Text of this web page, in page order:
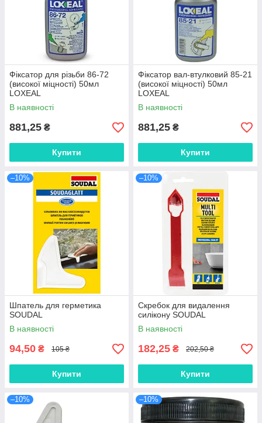
Фіксатор для різьби 86-72
(високої міцності) 50мл
LOXEAL
В наявності
881,25 ₴
Купити
Фіксатор вал-втулковий 85-21
(високої міцності) 50мл
LOXEAL
В наявності
881,25 ₴
Купити
–10%
Шпатель для герметика
SOUDAL
В наявності
94,50 ₴ 105 ₴
Купити
–10%
Скребок для видалення
силікону SOUDAL
В наявності
182,25 ₴ 202,50 ₴
Купити
–10% –10%